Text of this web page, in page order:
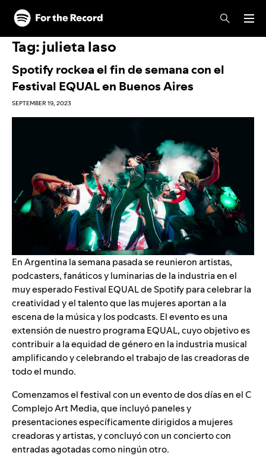
Skip to main content
Skip to footer
Tag:julieta laso
Spotify rockea el fin de semana con el
Festival EQUAL en Buenos Aires
SEPTEMBER 19, 2023
En Argentina la semana pasada se reunieron artistas,
podcasters, fanáticos y luminarias de la industria en el
muy esperadoFestival EQUALde Spotify para celebrar la
creatividad y el talento que las mujeres aportan a la
escena de la música y los podcasts. El evento es una
extensión de nuestro programa EQUAL, cuyo objetivo es
contribuir a la equidad de género en la industria musical
amplificando y celebrando el trabajo de las creadoras de
todo el mundo.
Comenzamos el festival con un evento de dos días en el C
Complejo Art Media, que incluyó paneles y
presentaciones específicamente dirigidos a mujeres
creadoras y artistas, y concluyó con un concierto con
entradas agotadas como ningún otro.